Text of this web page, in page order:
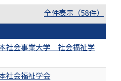
全件表示（58件）
社会事業大学 社会福祉学
社会福祉学会